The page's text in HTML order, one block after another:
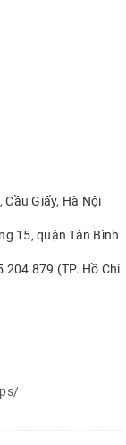
Cầu Giấy, Hà Nội
15, quận Tân Bình
879 (TP. Hồ Chí